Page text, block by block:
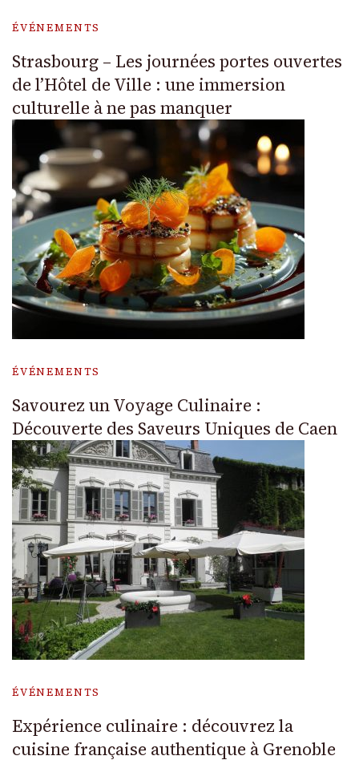
ÉVÉNEMENTS
Strasbourg – Les journées portes ouvertes
de l’Hôtel de Ville : une immersion
culturelle à ne pas manquer
ÉVÉNEMENTS
Savourez un Voyage Culinaire :
Découverte des Saveurs Uniques de Caen
ÉVÉNEMENTS
Expérience culinaire : découvrez la
cuisine française authentique à Grenoble